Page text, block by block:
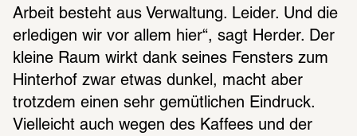
Arbeit besteht aus Verwaltung. Leider. Und die
erledigen wir vor allem hier“, sagt Herder. Der
kleine Raum wirkt dank seines Fensters zum
Hinterhof zwar etwas dunkel, macht aber
trotzdem einen sehr gemütlichen Eindruck.
Vielleicht auch wegen des Kaffees und der